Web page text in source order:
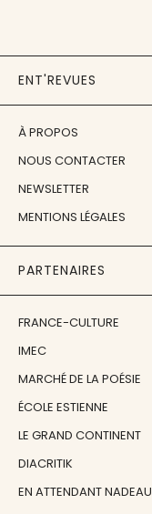
ENT'REVUES
À PROPOS
NOUS CONTACTER
NEWSLETTER
MENTIONS LÉGALES
PARTENAIRES
FRANCE-CULTURE
IMEC
MARCHÉ DE LA POÉSIE
ÉCOLE ESTIENNE
LE GRAND CONTINENT
DIACRITIK
EN ATTENDANT NADEAU